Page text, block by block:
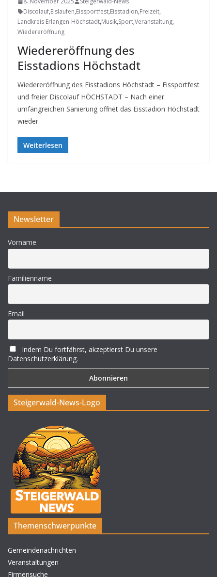
Discolauf,Eislaufen,Eissportfest,Eisstadion,Freizeit,
Landkreis Erlangen-Höchstadt,Musik,Sport,Veranstaltung,
Wiedereröffnung
Wiedereröffnung des
Eisstadions Höchstadt
Wiedereröffnung des Eisstadions Höchstadt – Eissportfest
und freier Discolauf HÖCHSTADT – Nach einer
umfangreichen Sanierung öffnet das Eisstadion Höchstadt
wieder
Weiterlesen
Newsletter
Vorname
Familienname
Email
Indem Du fortfährst, akzeptierst Du unsere
Datenschutzerklärung.
Steigerwald-News-Logo
Themenschwerpunkte
Gemeindenachrichten
Veranstaltungen
Firmensuche